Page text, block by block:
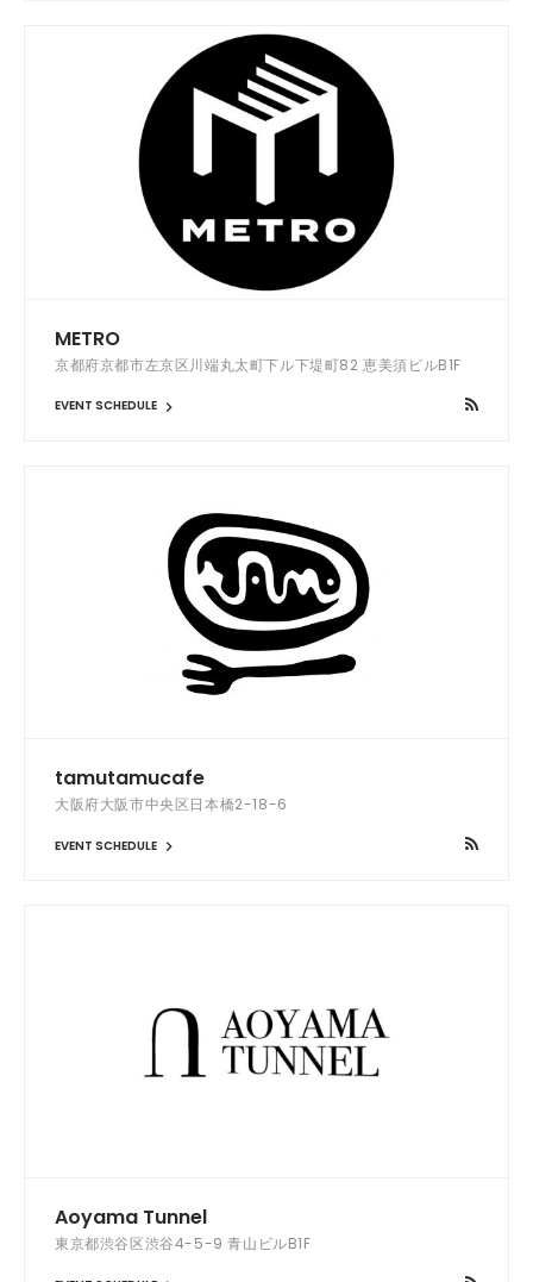
METRO
京都府京都市左京区川端丸太町下ル下堤町82 恵美須ビルB1F
EVENT SCHEDULE
tamutamucafe
大阪府大阪市中央区日本橋2-18-6
EVENT SCHEDULE
Aoyama Tunnel
東京都渋谷区渋谷4-5-9 青山ビルB1F